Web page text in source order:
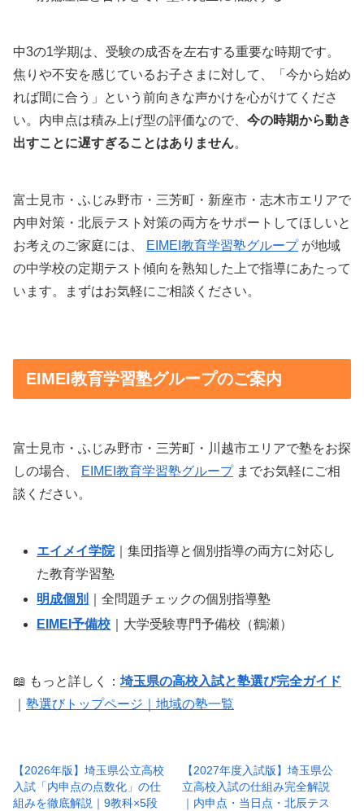
中3の1学期は、受験の成否を左右する重要な時期です。
焦りや不安を感じているお子さまに対して、「今から始め
れば間に合う」という前向きな声かけを心がけてくださ
い。内申点は積み上げ型の評価なので、 今の時期から動き
出すことに遅すぎることはありません。
富士見市・ふじみ野市・三芳町・新座市・志木市エリアで
内申対策・北辰テスト対策の両方をサポートしてほしいと
お考えのご家庭には、
EIMEI教育学習塾グループが地域
の中学校の定期テスト傾向を熟知した上で指導にあたって
います。まずはお気軽にご相談ください。
EIMEI教育学習塾グループのご案内
富士見市・ふじみ野市・三芳町・川越市エリアで塾をお探
しの場合、
EIMEI教育学習塾グループまでお気軽にご相
談ください。
エイメイ学院｜集団指導と個別指導の両方に対応し
た教育学習塾
明成個別
｜全問題チェックの個別指導塾
EIMEI予備校 ｜大学受験専門予備校（鶴瀬）
📖 もっと詳しく： 埼玉県の高校入試と塾選び完全ガイド
塾選びトップページ｜地域の塾一覧
【2026年版】埼玉県公立高校
入試「内申点の点数化」の仕
組みを徹底解説｜9教科×5段
【2027年度入試版】埼玉県公
立高校入試の仕組み完全解説
｜内申点・当日点・北辰テス